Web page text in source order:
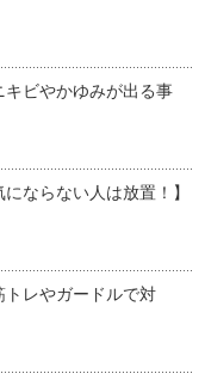
ビやかゆみが出る事
ならない人は放置！】
レやガードルで対